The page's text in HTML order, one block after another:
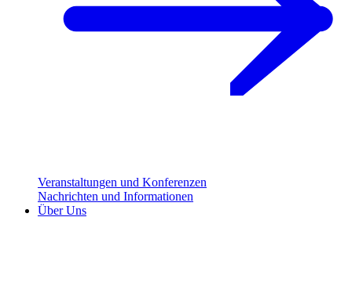
Veranstaltungen und Konferenzen
Nachrichten und Informationen
Über Uns